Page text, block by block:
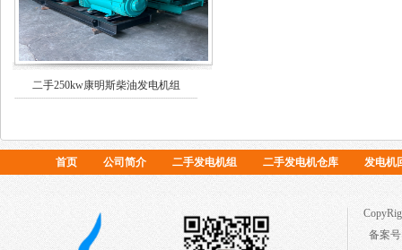
二手250kw康明斯柴油发电机组
首页 公司简介 二手发电机组 二手发电机仓库 发电机
备案